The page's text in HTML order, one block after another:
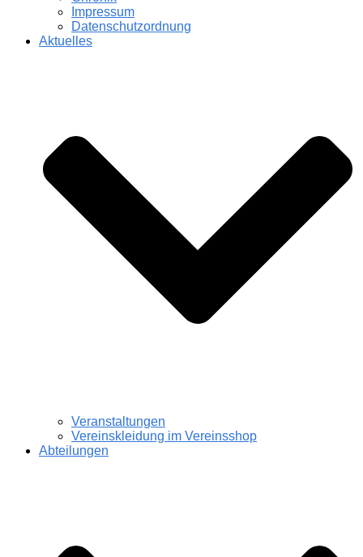
Impressum
Datenschutzordnung
Aktuelles
Veranstaltungen
Vereinskleidung im Vereinsshop
Abteilungen